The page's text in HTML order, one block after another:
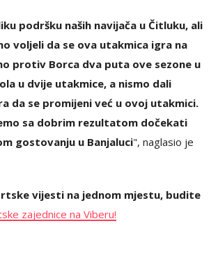
podršku naših navijača u Čitluku, ali
voljeli da se ova utakmica igra na
protiv Borca dva puta ove sezone u
u dvije utakmice, a nismo dali
da se promijeni već u ovoj utakmici.
sa dobrim rezultatom dočekati
gostovanju u Banjaluci", naglasio je
vijesti na jednom mjestu, budite
zajednice na Viberu!